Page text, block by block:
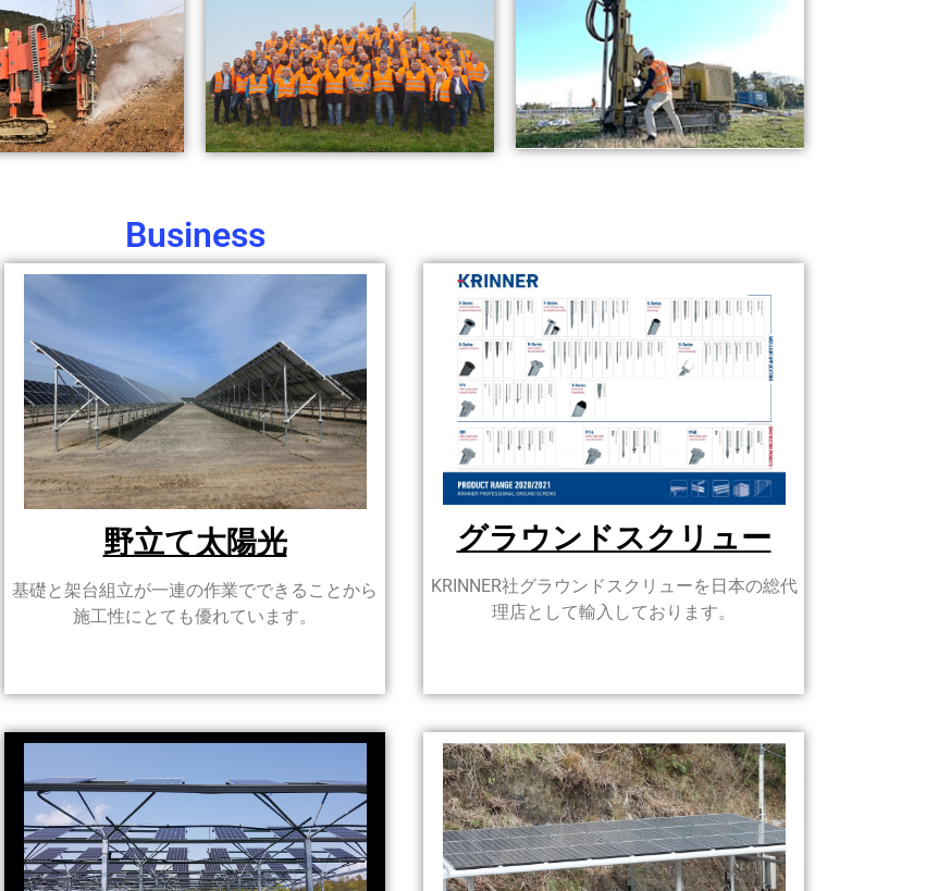
Business
野立て太陽光
基礎と架台組立が一連の作業でできることから
施工性にとても優れています。
グラウンドスクリュー
KRINNER社グラウンドスクリューを日本の総代
理店として輸入しております。